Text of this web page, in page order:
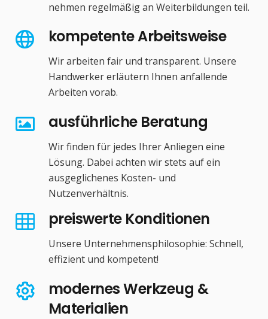
nehmen regelmäßig an Weiterbildungen teil.
kompetente Arbeitsweise
Wir arbeiten fair und transparent. Unsere
Handwerker erläutern Ihnen anfallende
Arbeiten vorab.
ausführliche Beratung
Wir finden für jedes Ihrer Anliegen eine
Lösung. Dabei achten wir stets auf ein
ausgeglichenes Kosten- und
Nutzenverhältnis.
preiswerte Konditionen
Unsere Unternehmensphilosophie: Schnell,
effizient und kompetent!
modernes Werkzeug &
Materialien